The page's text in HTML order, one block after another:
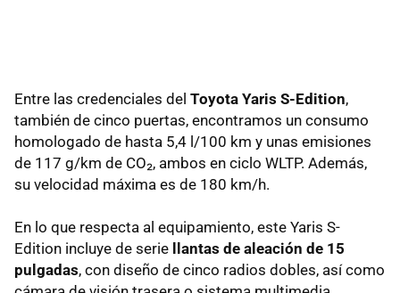
Entre las credenciales del Toyota Yaris S-Edition,
también de cinco puertas, encontramos un consumo
homologado de hasta 5,4 l/100 km y unas emisiones
de 117 g/km de CO₂, ambos en ciclo WLTP. Además,
su velocidad máxima es de 180 km/h.
En lo que respecta al equipamiento, este Yaris S-
Edition incluye de serie llantas de aleación de 15
pulgadas, con diseño de cinco radios dobles, así como